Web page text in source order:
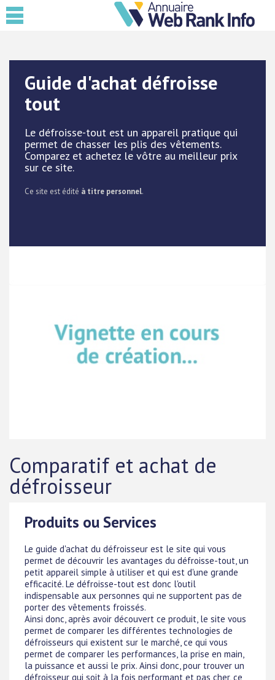
Guide d'achat défroisse
tout
Le défroisse-tout est un appareil pratique qui
permet de chasser les plis des vêtements.
Comparez et achetez le vôtre au meilleur prix
sur ce site.
Ce site est édité à titre personnel.
Comparatif et achat de
défroisseur
Produits ou Services
Le guide d'achat du défroisseur est le site qui vous
permet de découvrir les avantages du défroisse-tout, un
petit appareil simple à utiliser et qui est d'une grande
efficacité. Le défroisse-tout est donc l'outil
indispensable aux personnes qui ne supportent pas de
porter des vêtements froissés.
Ainsi donc, après avoir découvert ce produit, le site vous
permet de comparer les différentes technologies de
défroisseurs qui existent sur le marché, ce qui vous
permet de comparer les performances, la prise en main,
la puissance et aussi le prix. Ainsi donc, pour trouver un
défroisseur qui soit à la fois performant et pas cher, ce